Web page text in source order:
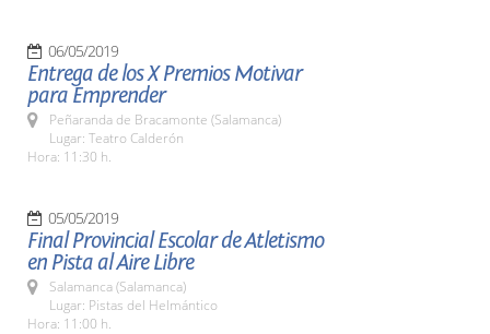
06/05/2019
Entrega de los X Premios Motivar
para Emprender
Peñaranda de Bracamonte (Salamanca)
Lugar: Teatro Calderón
Hora: 11:30 h.
05/05/2019
Final Provincial Escolar de Atletismo
en Pista al Aire Libre
Salamanca (Salamanca)
Lugar: Pistas del Helmántico
Hora: 11:00 h.